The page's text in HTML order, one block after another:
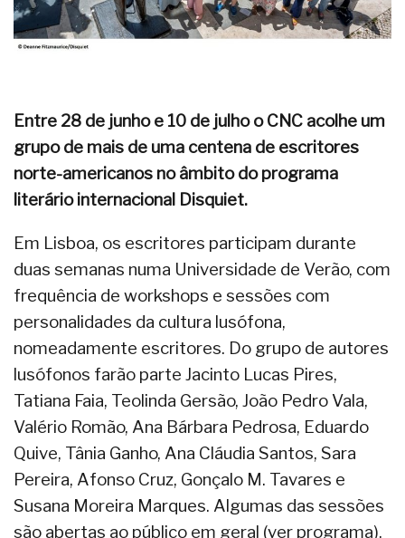
Entre 28 de junho e 10 de julho o CNC acolhe um
grupo de mais de uma centena de escritores
norte-americanos no âmbito do programa
literário internacional Disquiet.
Em Lisboa, os escritores participam durante
duas semanas numa Universidade de Verão, com
frequência de workshops e sessões com
personalidades da cultura lusófona,
nomeadamente escritores. Do grupo de autores
lusófonos farão parte Jacinto Lucas Pires,
Tatiana Faia, Teolinda Gersão, João Pedro Vala,
Valério Romão, Ana Bárbara Pedrosa, Eduardo
Quive, Tânia Ganho, Ana Cláudia Santos, Sara
Pereira, Afonso Cruz, Gonçalo M. Tavares e
Susana Moreira Marques. Algumas das sessões
são abertas ao público em geral (ver programa).